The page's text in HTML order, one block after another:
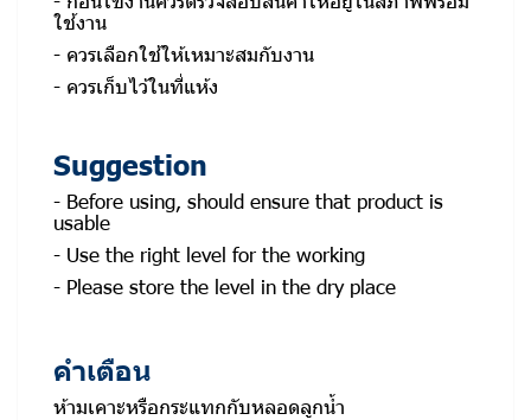
ใช้งาน
- ควรเลือกใช้ให้เหมาะสมกับงาน
- ควรเก็บไว้ในที่แห้ง
Suggestion
- Before using, should ensure that product is
usable
- Use the right level for the working
- Please store the level in the dry place
คำเตือน
ห้ามเคาะหรือกระแทกกับหลอดลูกน้ำ